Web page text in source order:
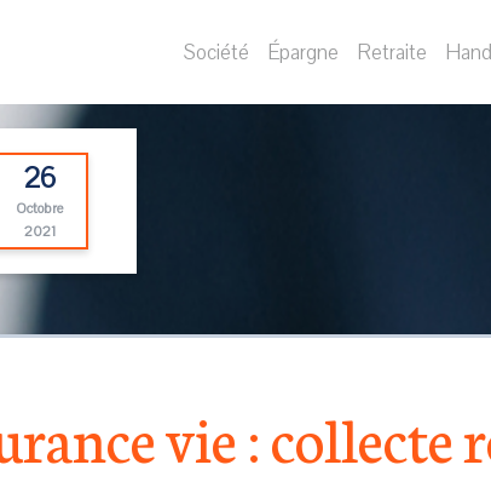
Société Épargne Retraite
26
Octobre
2021
vie : collecte